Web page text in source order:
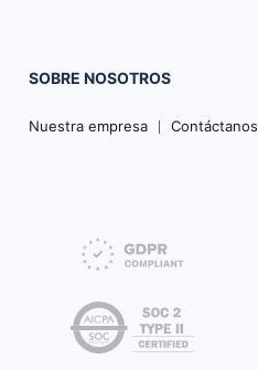
SOBRE NOSOTROS
Nuestra empresa Contáctanos